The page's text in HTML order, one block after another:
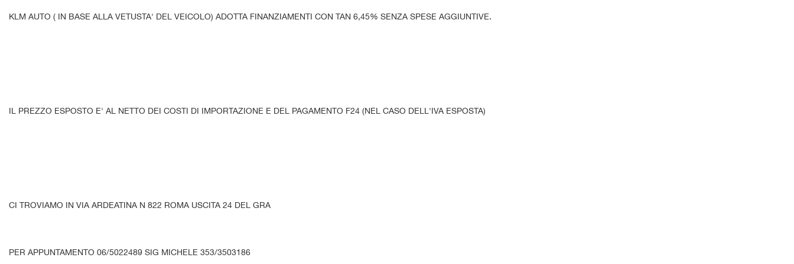
KLM AUTO ( IN BASE ALLA VETUSTA' DEL VEICOLO) ADOTTA FINANZIAMENTI CON TAN 6,45% SENZA SPESE AGGIUNTIVE.
IL PREZZO ESPOSTO E' AL NETTO DEI COSTI DI IMPORTAZIONE E DEL PAGAMENTO F24 (NEL CASO DELL'IVA ESPOSTA)
CI TROVIAMO IN VIA ARDEATINA N 822 ROMA USCITA 24 DEL GRA
PER APPUNTAMENTO 06/5022489 SIG MICHELE 353/3503186